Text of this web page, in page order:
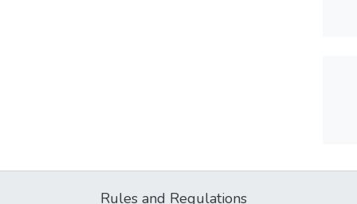
Rules and Regulations